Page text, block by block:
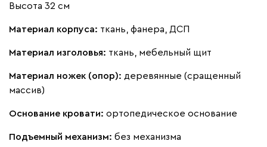
Кларинс 1628
Высота 32 см
Материал корпуса: ткань, фанера, ДСП
Материал изголовья: ткань, мебельный щит
Материал ножек (опор): деревянные (сращенный
массив)
Основание кровати: ортопедическое основание
Подъемный механизм: без механизма